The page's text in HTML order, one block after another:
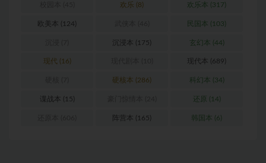
欢乐 (8) 欢乐本 (317)
欧美本 (124) 民国本 (103)
沉浸本 (175) 玄幻本 (44)
现代 (16) 现代本 (689)
硬核本 (286) 科幻本 (34)
谍战本 (15) 还原 (14)
阵营本 (165) 韩国本 (6)